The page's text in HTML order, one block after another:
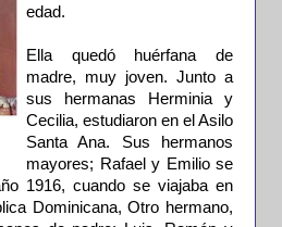
edad.
Ella quedó huérfana de
madre, muy joven. Junto a
sus hermanas Herminia y
Cecilia, estudiaron en el Asilo
Santa Ana. Sus hermanos
mayores; Rafael y Emilio se
1916, cuando se viajaba en
Dominicana, Otro hermano,